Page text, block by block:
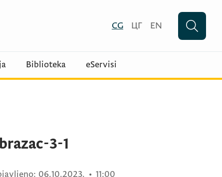
CG ЦГ EN
Biblioteka eServisi
3-1
06.10.2023. • 11:00